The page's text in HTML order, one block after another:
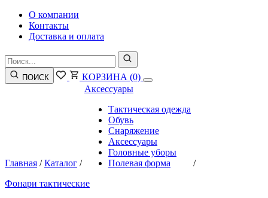
О компании
Контакты
Доставка и оплата
ПОИСК КОРЗИНА (0)
Главная /Каталог /
Аксессуары
Тактическая одежда
Обувь
Снаряжение
Аксессуары
Головные уборы
Полевая форма
/
Фонари тактические